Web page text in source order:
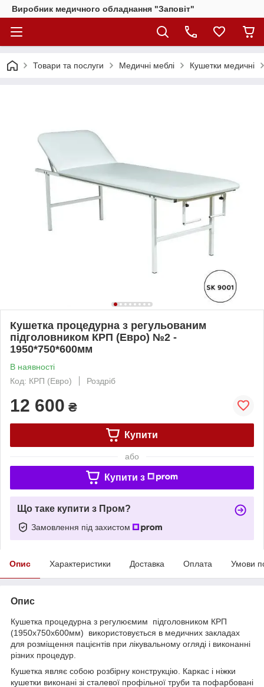
Виробник медичного обладнання "Заповіт"
Товари та послуги Медичні меблі Кушетки медичні
Кушетка процедурна з регульованим
підголовником КРП (Евро) №2 -
1950*750*600мм
В наявності
Код: КРП (Евро)
Роздріб
12 600 ₴
Купити
або
Купити з
Що таке купити з Пром?
Замовлення під захистом
Опис Характеристики Доставка Оплата Умови
Опис
Кушетка процедурна з регулюємим підголовником КРП
(1950х750х600мм) використовується в медичних закладах
для розміщення пацієнтів при лікувальному огляді і виконанні
різних процедур.
Кушетка являє собою розбірну конструкцію. Каркас і ніжки
кушетки виконані зі сталевої профільної труби та пофарбовані